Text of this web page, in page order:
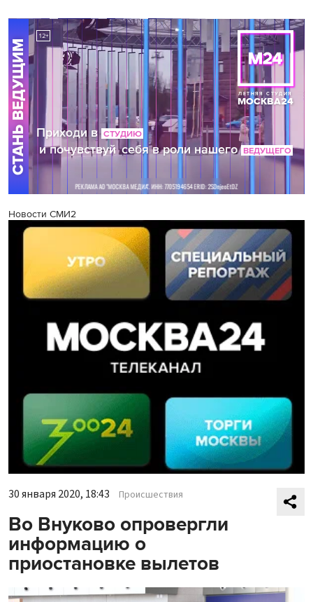
Новости СМИ2
30 января 2020, 18:43 Происшествия
Во Внуково опровергли
информацию о
приостановке вылетов